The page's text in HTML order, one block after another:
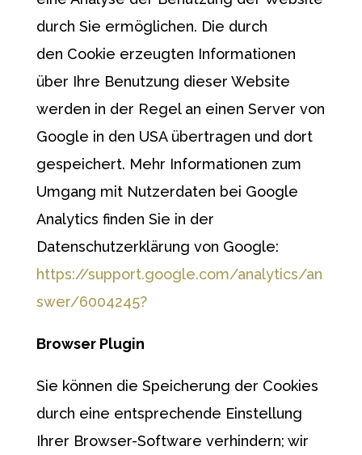
durch Sie ermöglichen. Die durch
den Cookie erzeugten Informationen
über Ihre Benutzung dieser Website
werden in der Regel an einen Server von
Google in den USA übertragen und dort
gespeichert. Mehr Informationen zum
Umgang mit Nutzerdaten bei Google
Analytics finden Sie in der
Datenschutzerklärung von Google:
https://support.google.com/analytics/an
swer/6004245?
Browser Plugin
Sie können die Speicherung der Cookies
durch eine entsprechende Einstellung
Ihrer Browser-Software verhindern; wir